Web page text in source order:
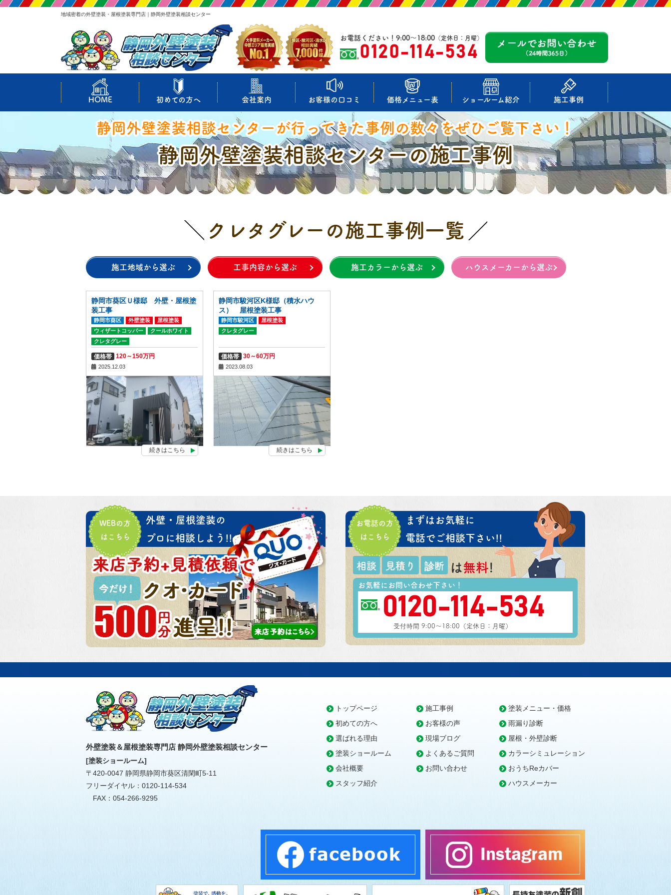
地域密着の外壁塗装・屋根塗装専門店｜静岡外壁塗装相談センター
お電話ください！9:00～18:00 （定休日：月曜）
0120-114-534
HOME 初めての方へ 会社案内 お客様の口コミ 価格メニュー表 ショールーム紹介 施工事例
静岡外壁塗装相談センターが行ってきた事例の数々をぜひご覧下さい！
静岡外壁塗装相談センターの施工事例
クレタグレーの施工事例一覧
施工地域から選ぶ 工事内容から選ぶ 施工カラーから選ぶ ハウスメーカーから選ぶ
静岡市葵区Ｕ様邸 外壁・屋根塗
装工事
静岡市葵区 外壁塗装
屋根塗装
ウィザートコッパー
クールホワイト
クレタグレー
価格帯 120～150万円
2025.12.03
続きはこちら
静岡市駿河区K様邸（積水ハウ
ス） 屋根塗装工事
静岡市駿河区
屋根塗装
クレタグレー
価格帯 30～60万円
2023.08.03
続きはこちら
お電話の方
はこちら
まずはお気軽に
電話でご相談下さい!!
相談 見積り 診断 は無料!
お気軽にお問い合わせ下さい！
0120-114-534
受付時間 9:00～18:00（定休日：月曜）
WEBの方
はこちら
外壁・屋根塗装の
プロに相談しよう!!
外壁塗装＆屋根塗装専門店 静岡外壁塗装相談センター
[塗装ショールーム]
〒420-0047 静岡県静岡市葵区清閑町5-11
フリーダイヤル： 0120-114-534
FAX：054-266-9295
トップページ
初めての方へ
選ばれる理由
塗装ショールーム
会社概要
スタッフ紹介
施工事例
お客様の声
現場ブログ
よくあるご質問
お問い合わせ
塗装メニュー・価格
雨漏り診断
屋根・外壁診断
カラーシミュレーション
おうちReカバー
ハウスメーカー